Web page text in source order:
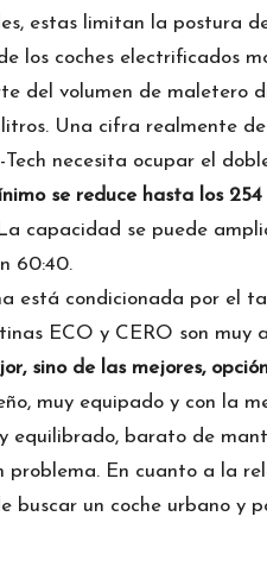
estas limitan la postura
los coches electrificados
del volumen de maletero
Una cifra realmente
Tech necesita ocupar el
se reduce hasta los
capacidad se puede
60:40.
está condicionada por el
ECO y CERO son muy
sino de las mejores,
muy equipado y con la
equilibrado, barato de
problema. En cuanto a la
buscar un coche urbano y